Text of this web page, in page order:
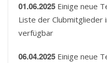
01.06.2025 Einige neue
Liste der Clubmitglieder
verfügbar
06.04.2025 Einige neue